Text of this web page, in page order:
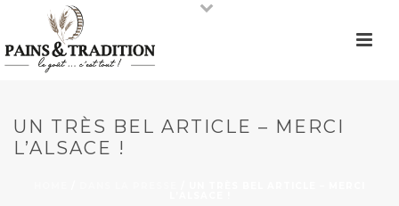
UN TRÈS BEL ARTICLE – MERCI
L’ALSACE !